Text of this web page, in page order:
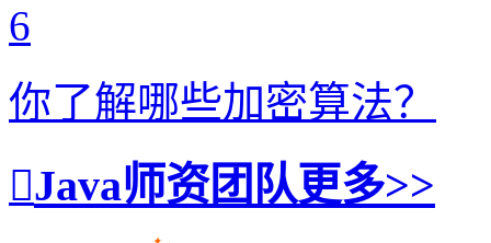
6
你了解哪些加密算法？
Java师资团队更多>>